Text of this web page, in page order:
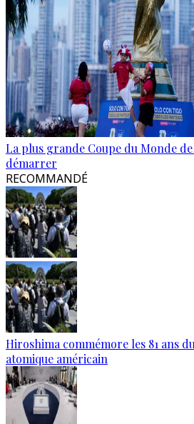
La plus grande Coupe du Monde
démarrer
RECOMMANDÉ
Hiroshima commémore les 81 ans
atomique américain